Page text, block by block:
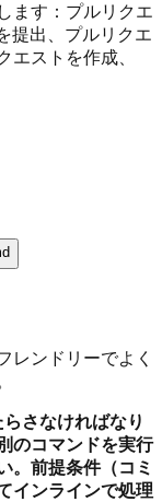
ます：プルリクエ
提出、プルリクエ
エストを作成、
レンドリーでよく
さなければなり
のコマンドを実行
。前提条件（コミ
インラインで処理